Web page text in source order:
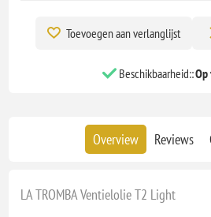
Toevoegen aan verlanglijst
Beschikbaarheid::
Overview Reviews
LA TROMBA Ventielolie T2 Light